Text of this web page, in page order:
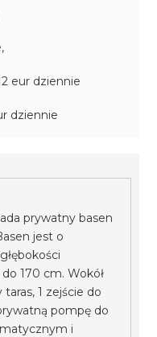
eur dziennie
dziennie
prywatny basen
jest o
170 cm. Wokół
1 zejście do
pompę do
i